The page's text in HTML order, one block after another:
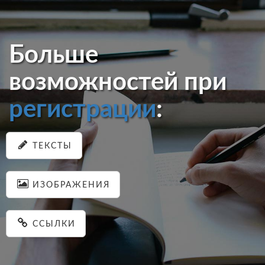
Больше
возможностей при
регистрации:
ТЕКСТЫ
ИЗОБРАЖЕНИЯ
ССЫЛКИ